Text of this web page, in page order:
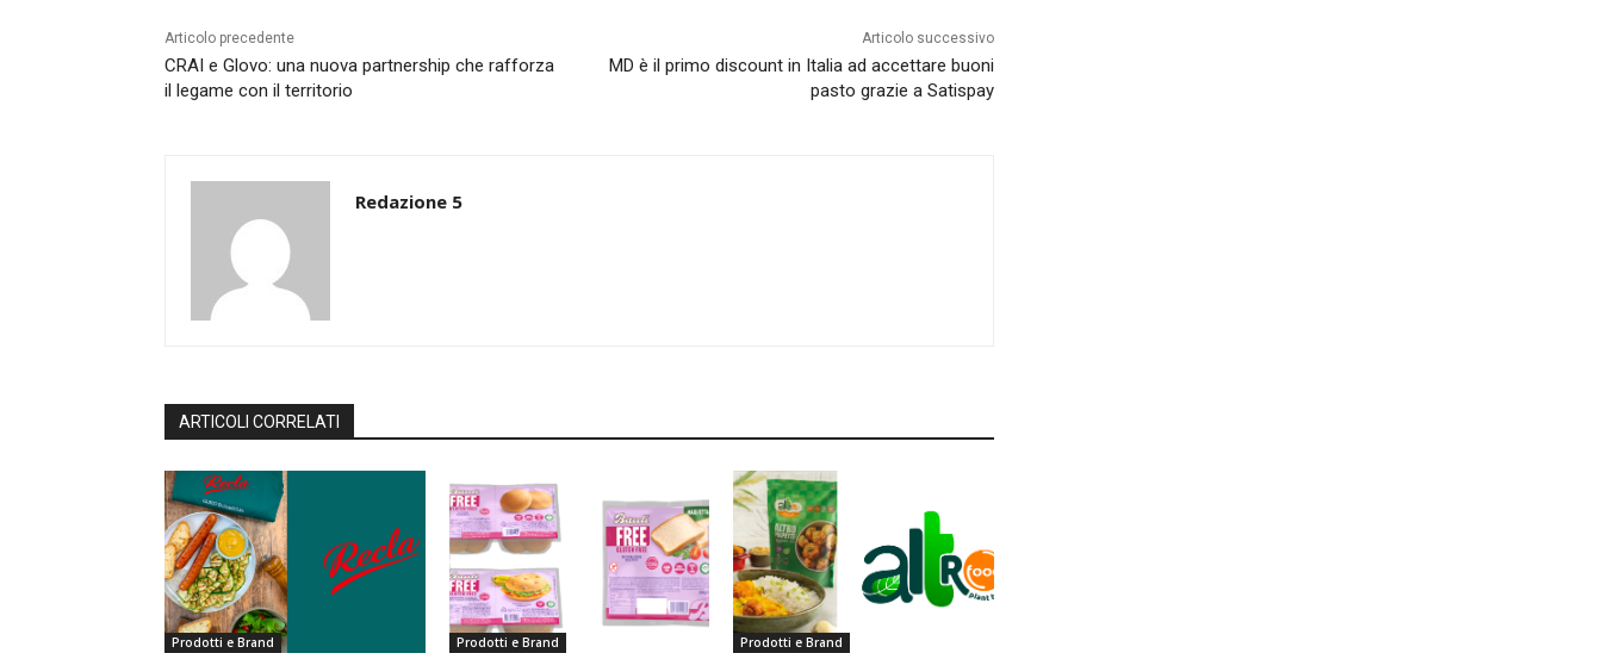
Articolo precedente
CRAI e Glovo: una nuova partnership che rafforza
il legame con il territorio
Articolo successivo
MD è il primo discount in Italia ad accettare buoni
pasto grazie a Satispay
Redazione 5
ARTICOLI CORRELATI
Prodotti e Brand Prodotti e Brand Prodotti e Brand